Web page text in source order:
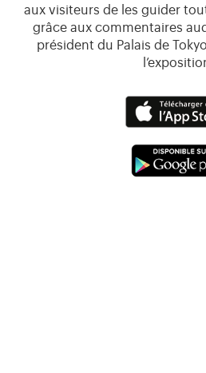
aux visiteurs de les guider
grâce aux commentaires
président du Palais de